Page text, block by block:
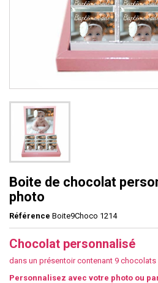
Boite de chocolat
photo
Référence Boite9Choco 1214
Chocolat personnalisé
dans un présentoircontenant 9 chocolats
Personnalisez avec votre photo ou